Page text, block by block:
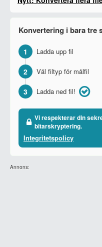
Konvertering i bara tre
1 Ladda upp fil
2 Väl filtyp för målfil
3 Ladda ned fil!
Vi respekterar din
bitarskryptering.
Integritetspolicy
Annons: